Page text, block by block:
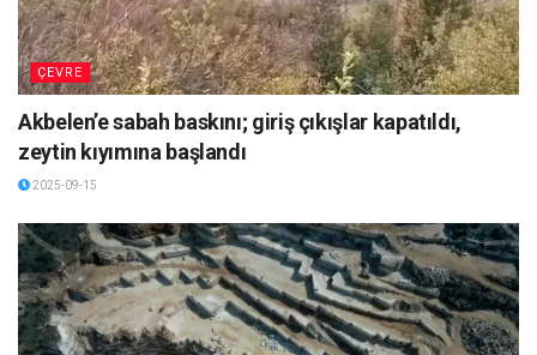
ÇEVRE
Akbelen’e sabah baskını; giriş çıkışlar kapatıldı,
zeytin kıyımına başlandı
2025-09-15